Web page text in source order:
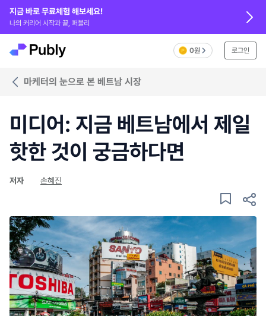
지금 바로 무료체험 해보세요!
나의 커리어 시작과 끝, 퍼블리
0원 로그인
마케터의 눈으로 본 베트남 시장
미디어: 지금 베트남에서 제일
핫한 것이 궁금하다면
저자 손혜진